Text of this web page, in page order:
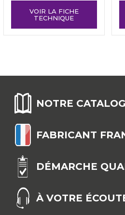
VOIR LA FICHE
TECHNIQUE
NOTRE
FABRICANT
DÉMARCHE
À VOTRE